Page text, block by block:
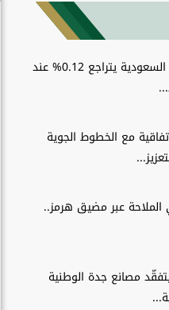
مؤشر السوق السعودية يتراجع 0.12% عند
مع الخطوط الجوية
عبر مضيق هرمز..
مصانع جدة الوطنية